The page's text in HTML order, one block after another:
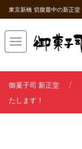
東京新橋 切腹最中の新正堂
御菓子司 新正堂
たします！